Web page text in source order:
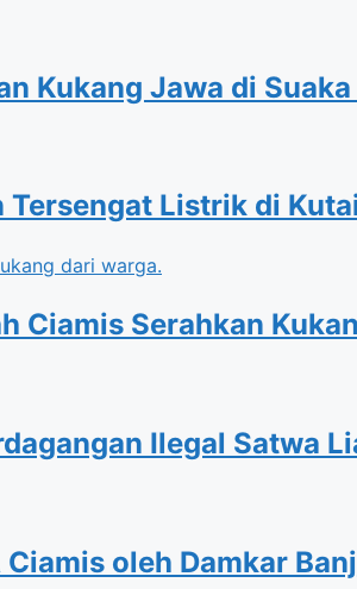
Kukang Jawa di
Listrik di
Ciamis Serahkan
Ilegal Satwa
oleh Damkar